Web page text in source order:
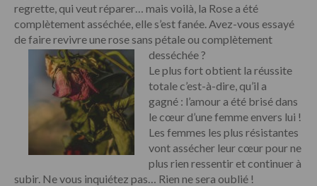
regrette, qui veut réparer… mais voilà, la Rose a été
complètement asséchée, elle s’est fanée. Avez-vous essayé
de faire revivre une rose sans pétale ou complètement
desséchée ?
Le plus fort obtient la réussite
totale c’est-à-dire, qu’il a
gagné : l’amour a été brisé dans
le cœur d’une femme envers lui !
Les femmes les plus résistantes
vont assécher leur cœur pour ne
plus rien ressentir et continuer à
subir. Ne vous inquiétez pas… Rien ne sera oublié !